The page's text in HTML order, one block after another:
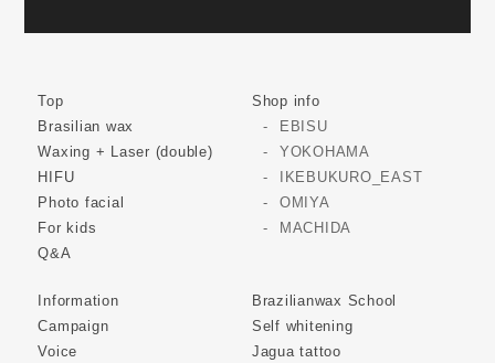
Top
Brasilian wax
Waxing + Laser (double)
HIFU
Photo facial
For kids
Q&A
Shop info
EBISU
YOKOHAMA
IKEBUKURO_EAST
OMIYA
MACHIDA
Information
Campaign
Voice
Brazilianwax School
Self whitening
Jagua tattoo